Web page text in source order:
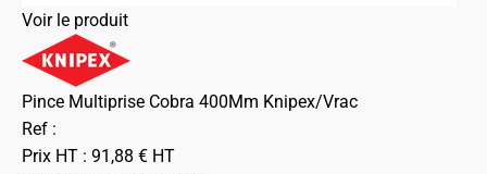
Voir le produit
Pince Multiprise Cobra 400Mm Knipex/Vrac
Ref :
Prix HT : 91,88 € HT